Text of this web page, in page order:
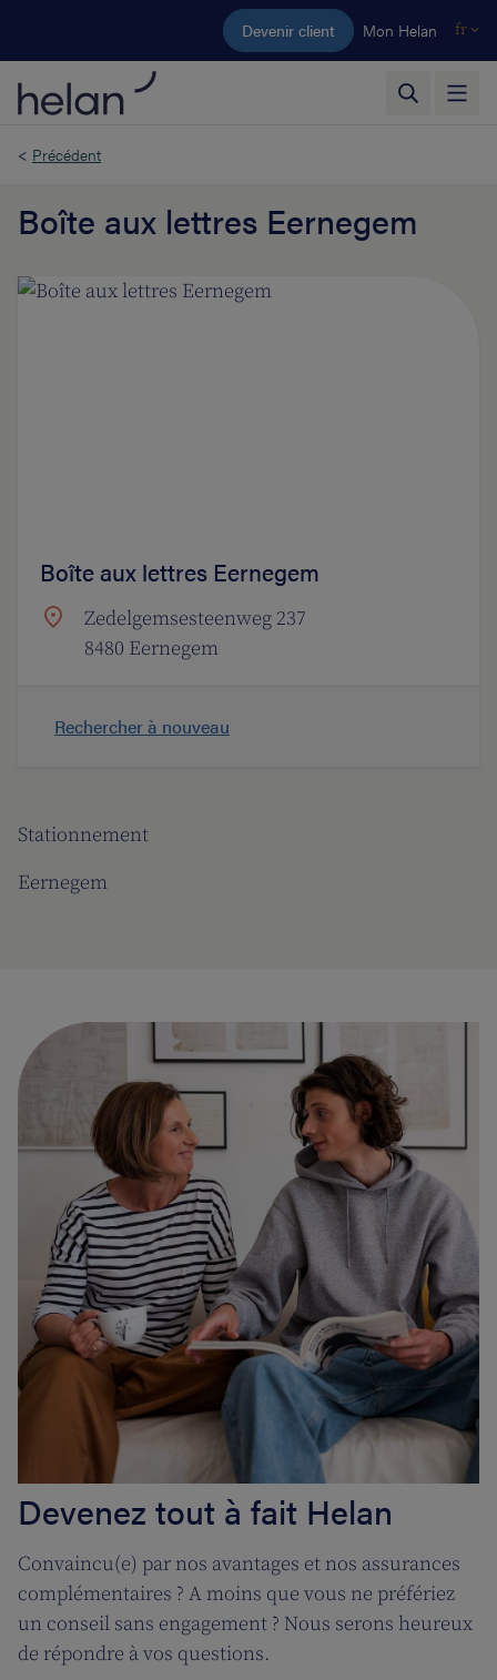
Aller au contenu principal
Devenir client Mon Helan fr
< Précédent
Boîte aux lettres Eernegem
Stationnement
Eernegem
Boîte aux lettres Eernegem
Zedelgemsesteenweg 237
8480 Eernegem
Rechercher à nouveau
Devenez tout à fait Helan
Convaincu(e) par nos avantages et nos assurances
complémentaires ? A moins que vous ne préfériez
un conseil sans engagement ? Nous serons heureux
de répondre à vos questions.